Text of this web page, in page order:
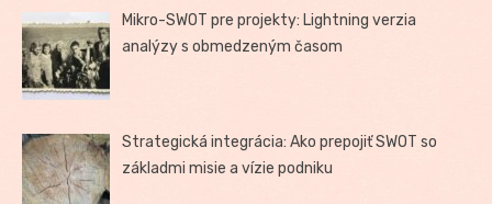
Mikro-SWOT pre projekty: Lightning verzia
analýzy s obmedzeným časom
Strategická integrácia: Ako prepojiť SWOT so
základmi misie a vízie podniku